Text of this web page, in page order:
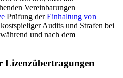
Vereinbarungen
Prüfung derEinhaltung von
Audits und Strafen bei
und nach dem
Lizenzübertragungen